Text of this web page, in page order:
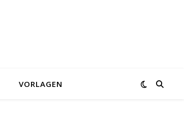
VORLAGEN